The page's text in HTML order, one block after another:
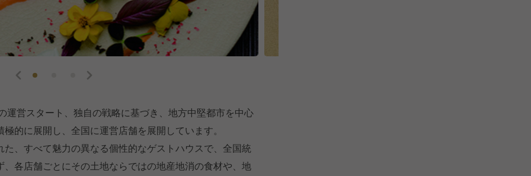
運営スタート、独自の戦略に基づき、地方中堅都市を中心
的に展開し、全国に運営店舗を展開しています。
、すべて魅力の異なる個性的なゲストハウスで、全国統
各店舗ごとにその土地ならではの地産地消の食材や、地